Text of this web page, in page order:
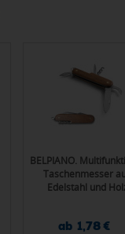
BELPIANO.
Taschenmesser
Edelstahl und
ab 1,78 €